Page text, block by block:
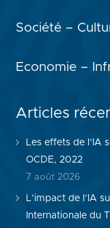
Société –
Economie –
Articles
Les effets de l’IA
OCDE, 2022
7 août 2026
L’impact de l’IA
Internationale du